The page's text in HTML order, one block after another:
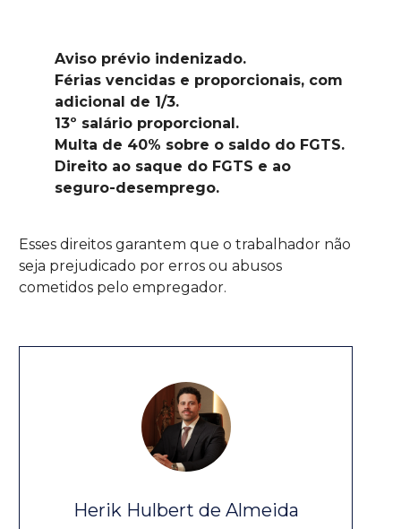
Aviso prévio indenizado.
Férias vencidas e proporcionais, com
adicional de 1/3.
13º salário proporcional.
Multa de 40% sobre o saldo do FGTS.
Direito ao saque do FGTS e ao
seguro-desemprego.
Esses direitos garantem que o trabalhador não
seja prejudicado por erros ou abusos
cometidos pelo empregador.
Herik Hulbert de Almeida